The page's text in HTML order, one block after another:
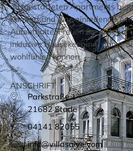
ausgestatteten Apartments
Komfort und eine einladende
Aufenthalte. Freuen Sie sich auf
inklusive Housekeeping, damit
wohlfühlen können.
ANSCHRIFT
Parkstraße 1
21682 Stade
04141 82055
info@villasalve.com